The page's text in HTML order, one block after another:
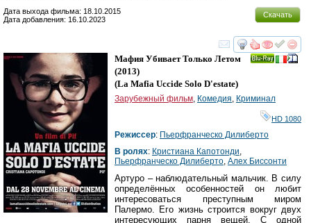
Скачать
Дата выхода фильма: 18.10.2015
Дата добавления: 16.10.2023
смотреть
Мафия Убивает Только Летом
(2013)
(La Mafia Uccide Solo D'estate)
Зарубежный фильм Комедия Криминал
HD 1080
Режиссер: Пьерфранческо Дилиберто
В ролях: Кристиана Капотонди
Пьерфранческо Дилиберто Алеx Бисcонти
Артуро – наблюдательный мальчик. В силу
определённых особенностей он любит
интересоваться преступным миром
Палермо. Его жизнь строится вокруг двух
интересующих парня вещей. С одной